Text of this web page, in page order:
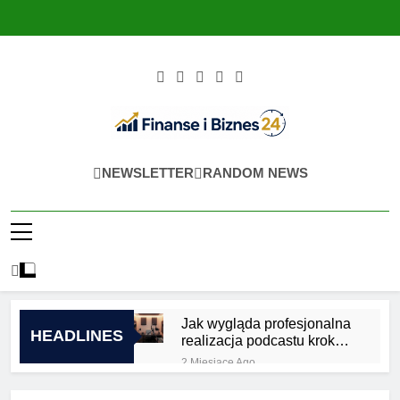
Finanse I Biznes
NEWSLETTER RANDOM NEWS
HEADLINES
Jak wygląda profesjonalna
realizacja podcastu krok
po kroku?
2 Miesiące Ago